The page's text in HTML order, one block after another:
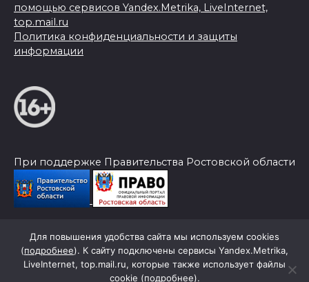
помощью сервисов Yandex.Metrika, LiveInternet,
top.mail.ru
Политика конфиденциальности и защиты
информации
При поддержке Правительства Ростовской области
© 2026 Слава Труду
Для повышения удобства сайта мы используем cookies
(подробнее). К сайту подключены сервисы Yandex.Metrika,
LiveInternet, top.mail.ru, которые также использует файлы
cookie (подробнее).